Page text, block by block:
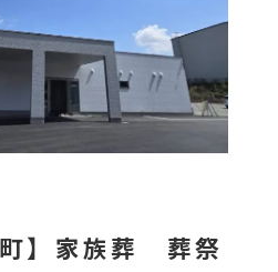
町】家族葬 葬祭